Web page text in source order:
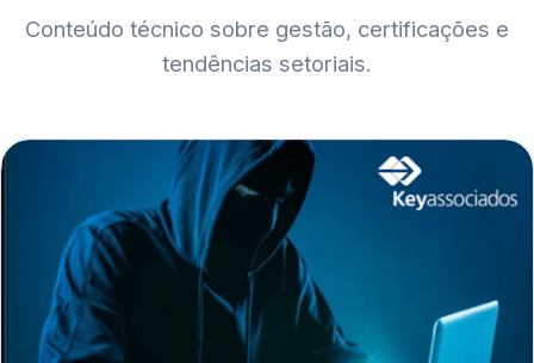
Conteúdo técnico sobre gestão, certificações e
tendências setoriais.